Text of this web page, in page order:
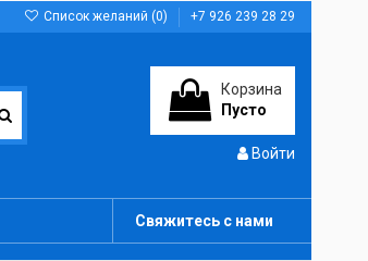
Список желаний (0) +7 926 239 28 29
Корзина
Пусто
Войти
Свяжитесь с нами